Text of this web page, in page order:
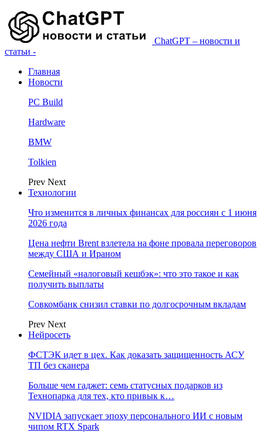
ChatGPT – новости и
статьи -
Главная
Новости
PC Build
Hardware
BMW
Tolkien
Prev Next
Технологии
Что изменится в личных финансах для россиян с 1 июня
2026 года
Цена нефти Brent взлетела на фоне провала переговоров
между США и Ираном
Семейный «налоговый кешбэк»: что это такое и как
получить выплаты
Совкомбанк снизил ставки по долгосрочным вкладам
Prev Next
Нейросеть
ФСТЭК идет в цех. Как доказать защищенность АСУ
ТП без сканера
Больше чем гаджет: семь статусных подарков из
Технопарка для тех, кто привык к…
NVIDIA запускает эпоху персонального ИИ с новым
чипом RTX Spark